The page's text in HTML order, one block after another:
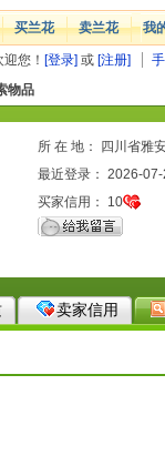
买兰花 卖兰花 我
您！ [登录] 或 [注册]
物品
所 在 地： 四川省雅
最近登录： 2026-
买家信用： 10
卖家信用